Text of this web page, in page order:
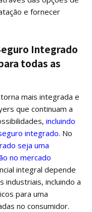
e fornecer
Integrado
todas as
mais integrada e
que continuam a
incluindo
integrado. No
seja uma
no mercado
integral depende
industriais, incluindo a
para uma
no consumidor.